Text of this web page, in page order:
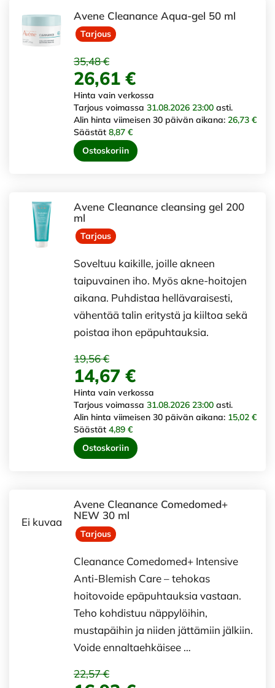
Avene Cleanance Aqua-gel 50 ml
Tarjous
35,48 €
26,61 €
Hinta vain verkossa
Tarjous voimassa 31.08.2026 23:00 asti.
Alin hinta viimeisen 30 päivän aikana: 26,73 €
Säästät 8,87 €
Ostoskoriin
Avene Cleanance cleansing gel 200
ml
Tarjous
Soveltuu kaikille, joille akneen
taipuvainen iho. Myös akne-hoitojen
aikana. Puhdistaa hellävaraisesti,
vähentää talin eritystä ja kiiltoa sekä
poistaa ihon epäpuhtauksia.
19,56 €
14,67 €
Hinta vain verkossa
Tarjous voimassa 31.08.2026 23:00 asti.
Alin hinta viimeisen 30 päivän aikana: 15,02 €
Säästät 4,89 €
Ostoskoriin
Ei kuvaa
Avene Cleanance Comedomed+
NEW 30 ml
Tarjous
Cleanance Comedomed+ Intensive
Anti-Blemish Care – tehokas
hoitovoide epäpuhtauksia vastaan.
Teho kohdistuu näppylöihin,
mustapäihin ja niiden jättämiin jälkiin.
Voide ennaltaehkäisee …
22,57 €